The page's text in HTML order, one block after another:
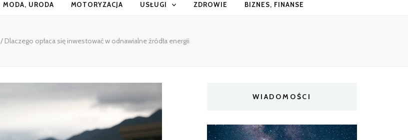
MODA, URODA MOTORYZACJA USŁUGI ZDROWIE BIZNES, FINANSE
/ Dlaczego opłaca się inwestować w odnawialne źródła energii
WIADOMOŚCI